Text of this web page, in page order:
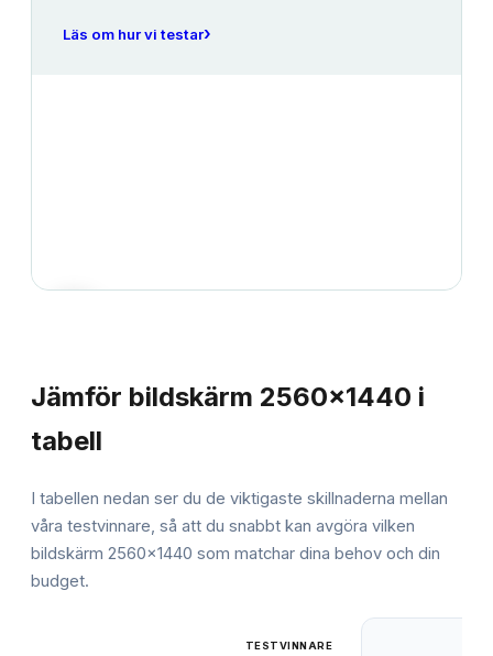
Läs om hur vi testar›
Jämför bildskärm 2560x1440 i
tabell
I tabellen nedan ser du de viktigaste skillnaderna mellan
våra testvinnare, så att du snabbt kan avgöra vilken
bildskärm 2560x1440 som matchar dina behov och din
budget.
TESTVINNARE